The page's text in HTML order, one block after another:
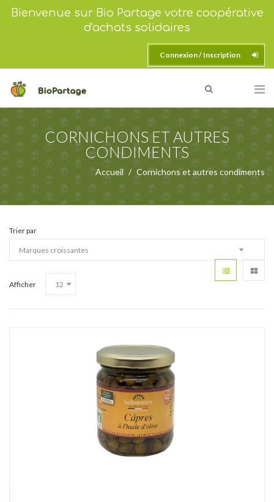
Bienvenue sur Bio Partage votre coopérative
d'achats solidaires
Connexion / Inscription
CORNICHONS ET AUTRES
CONDIMENTS
Accueil Cornichons et autres condiments
Trier par
Afficher